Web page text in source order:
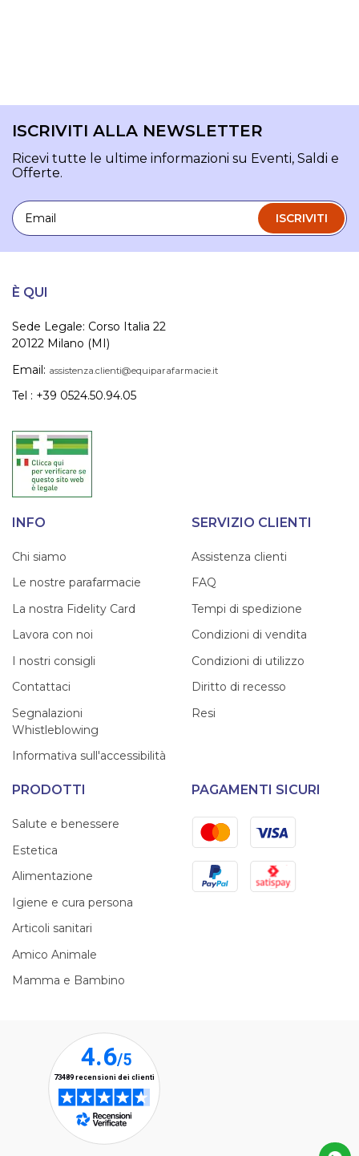
ISCRIVITI ALLA NEWSLETTER
Ricevi tutte le ultime informazioni su Eventi, Saldi e
Offerte.
Email
ISCRIVITI
È QUI
Sede Legale: Corso Italia 22
20122 Milano (MI)
Email: assistenza.clienti@equiparafarmacie.it
Tel : +39 0524.50.94.05
INFO
Chi siamo
Le nostre parafarmacie
La nostra Fidelity Card
Lavora con noi
I nostri consigli
Contattaci
Segnalazioni
Whistleblowing
Informativa sull'accessibilità
SERVIZIO CLIENTI
Assistenza clienti
FAQ
Tempi di spedizione
Condizioni di vendita
Condizioni di utilizzo
Diritto di recesso
Resi
PRODOTTI
Salute e benessere
Estetica
Alimentazione
Igiene e cura persona
Articoli sanitari
Amico Animale
Mamma e Bambino
PAGAMENTI SICURI
MastercardVisa
PayPal Satispay